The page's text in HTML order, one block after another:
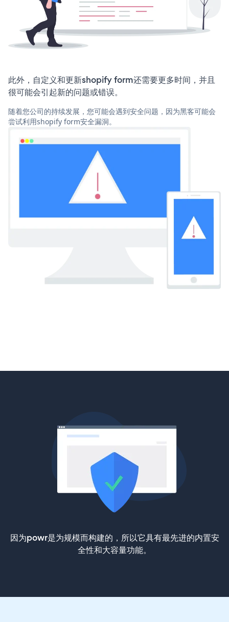
此外，自定义和更新shopify form还需要更多时间，并且
很可能会引起新的问题或错误。
随着您公司的持续发展，您可能会遇到安全问题，因为黑客可能会
尝试利用shopify form安全漏洞。
因为powr是为规模而构建的，所以它具有最先进的内置安
全性和大容量功能。